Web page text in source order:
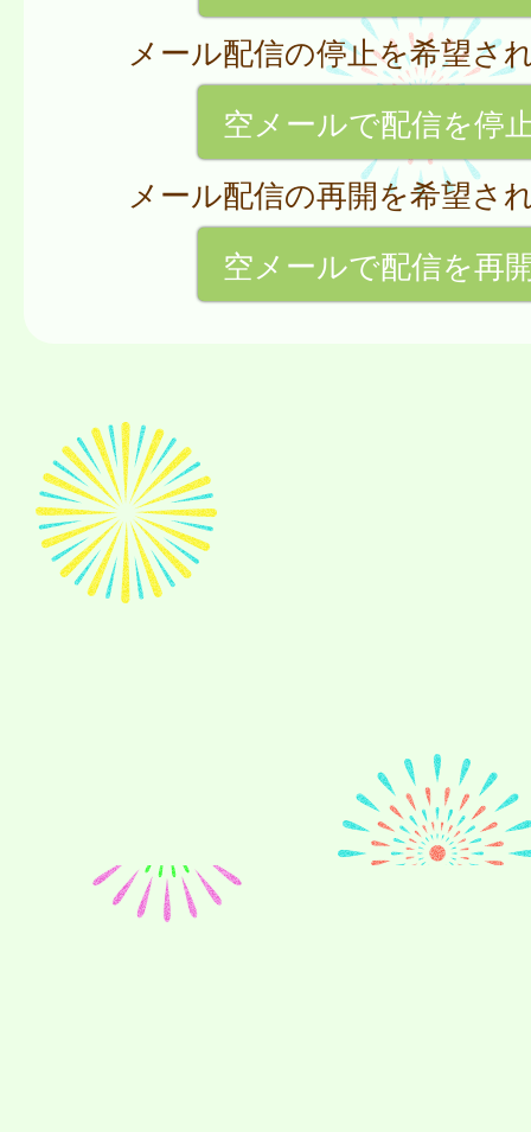
メール配信の停止を希望さ
空メールで配信を停
メール配信の再開を希望さ
空メールで配信を再